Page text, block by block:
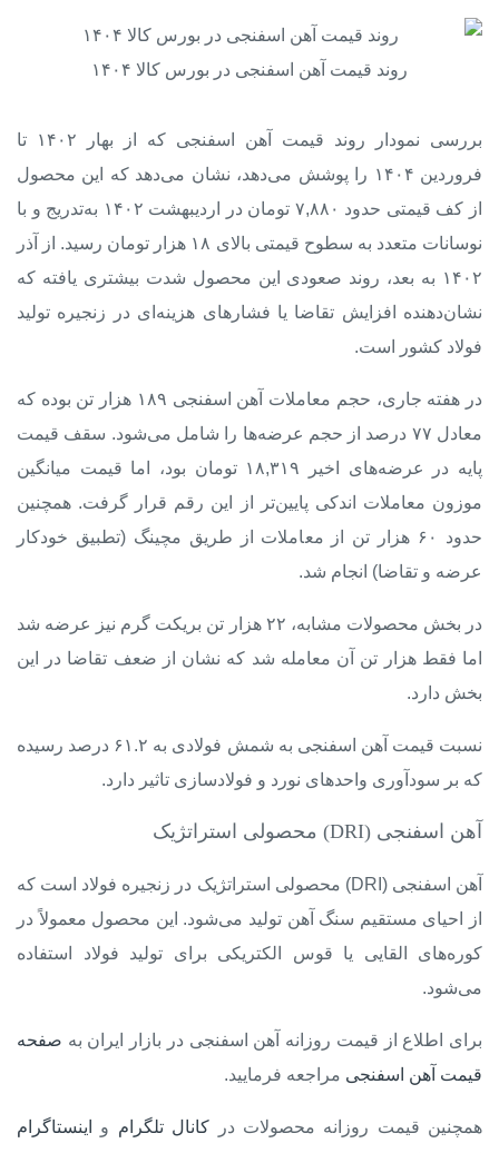
روند قیمت آهن اسفنجی در بورس کالا ۱۴۰۴
بررسی نمودار روند قیمت آهن اسفنجی که از بهار ۱۴۰۲ تا
فروردین ۱۴۰۴ را پوشش می‌دهد، نشان می‌دهد که این محصول
از کف قیمتی حدود ۷,۸۸۰ تومان در اردیبهشت ۱۴۰۲ به‌تدریج و با
نوسانات متعدد به سطوح قیمتی بالای ۱۸ هزار تومان رسید. از آذر
۱۴۰۲ به بعد، روند صعودی این محصول شدت بیشتری یافته که
نشان‌دهنده افزایش تقاضا یا فشارهای هزینه‌ای در زنجیره تولید
فولاد کشور است.
در هفته جاری، حجم معاملات آهن اسفنجی ۱۸۹ هزار تن بوده که
معادل ۷۷ درصد از حجم عرضه‌ها را شامل می‌شود. سقف قیمت
پایه در عرضه‌های اخیر ۱۸,۳۱۹ تومان بود، اما قیمت میانگین
موزون معاملات اندکی پایین‌تر از این رقم قرار گرفت. همچنین
حدود ۶۰ هزار تن از معاملات از طریق مچینگ (تطبیق خودکار
عرضه و تقاضا) انجام شد.
در بخش محصولات مشابه، ۲۲ هزار تن بریکت گرم نیز عرضه شد
اما فقط هزار تن آن معامله شد که نشان از ضعف تقاضا در این
بخش دارد.
نسبت قیمت آهن اسفنجی به شمش فولادی به ۶۱.۲ درصد رسیده
که بر سودآوری واحدهای نورد و فولادسازی تاثیر دارد.
آهن اسفنجی (DRI) محصولی استراتژیک
آهن اسفنجی (DRI) محصولی استراتژیک در زنجیره فولاد است که
از احیای مستقیم سنگ آهن تولید می‌شود. این محصول معمولاً در
کوره‌های القایی یا قوس الکتریکی برای تولید فولاد استفاده
می‌شود.
برای اطلاع از قیمت روزانه آهن اسفنجی در بازار ایران به صفحه
قیمت آهن اسفنجی مراجعه فرمایید.
همچنین قیمت روزانه محصولات در کانال تلگرام و
اینستاگرام